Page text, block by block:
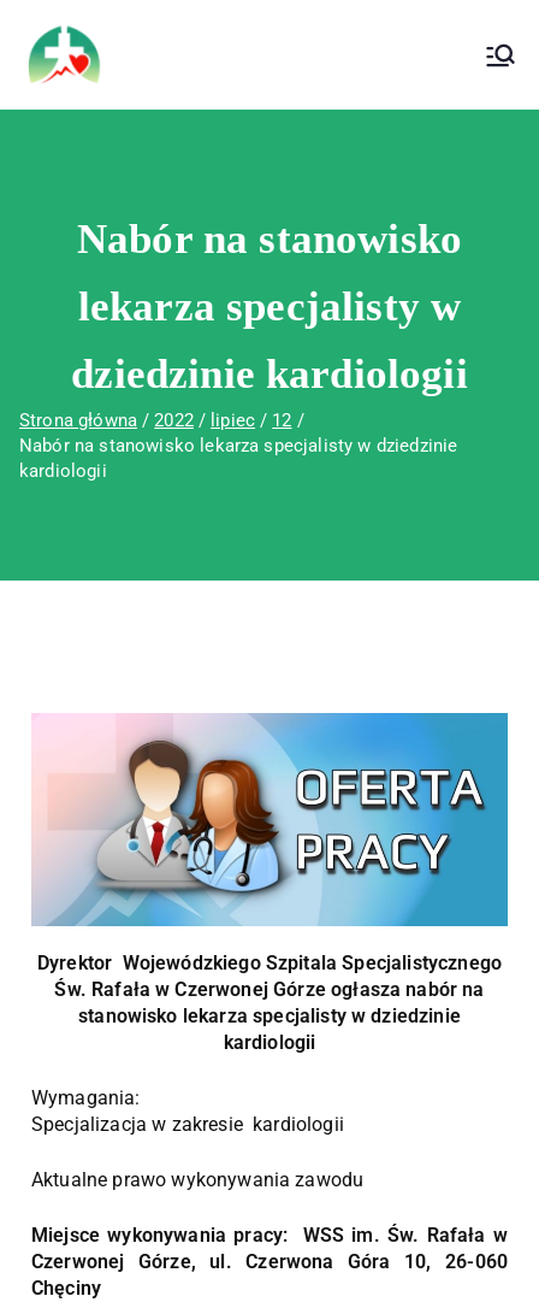
Wojewódzki Szpital Specjalistyczny im.
Św. Rafała w Czerwonej Górze
Nabór na stanowisko
lekarza specjalisty w
dziedzinie kardiologii
Strona główna 2022 lipiec
12
Nabór na stanowisko lekarza specjalisty w dziedzinie
kardiologii
Dyrektor Wojewódzkiego Szpitala Specjalistycznego
Św. Rafała w Czerwonej Górzeogłasza nabór na
stanowisko lekarza specjalisty w dziedzinie
kardiologii
Wymagania:
Specjalizacja w zakresie kardiologii
Aktualne prawo wykonywania zawodu
Miejsce wykonywania pracy: WSS im. Św. Rafała w
Czerwonej Górze, ul. Czerwona Góra 10, 26-060
Chęciny